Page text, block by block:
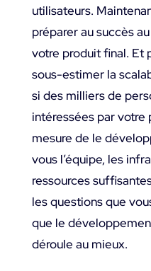
utilisateurs.
préparer au succès
votre produit final. Et
sous-estimer la
si des milliers de
intéressées par votre
mesure de le
vous l’équipe, les
ressources
les questions que
que le
déroule au mieux.